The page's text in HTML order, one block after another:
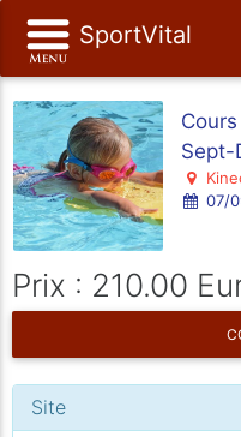
SportVital
Sept-
07/
Prix : 210.00
Site